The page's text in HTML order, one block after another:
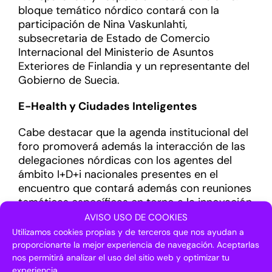
AVISO USO DE COOKIES
Utilizamos cookies propias y de terceros que nos ayudan a
proporcionarte la mejor experiencia de navegación. Aceptarlas
nos permitirá analizar el uso del sitio web y optimizar tu
bloque temático nórdico contará con la
participación de Nina Vaskunlahti,
subsecretaria de Estado de Comercio
Internacional del Ministerio de Asuntos
Exteriores de Finlandia y un representante del
Gobierno de Suecia.
E-Health y Ciudades Inteligentes
Cabe destacar que la agenda institucional del
foro promoverá además la interacción de las
delegaciones nórdicas con los agentes del
ámbito I+D+i nacionales presentes en el
encuentro que contará además con reuniones
temáticas específicas en torno a la innovación,
la conectividad y la digitalización aplicadas a
los ámbitos de la salud (E-Health), la industria,
las ciudades inteligentes o el ciclo del agua.